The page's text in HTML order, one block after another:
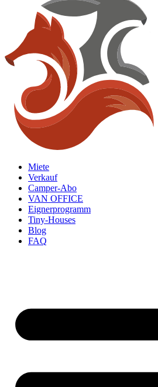
Miete
Verkauf
Camper-Abo
VAN OFFICE
Eignerprogramm
Tiny-Houses
Blog
FAQ